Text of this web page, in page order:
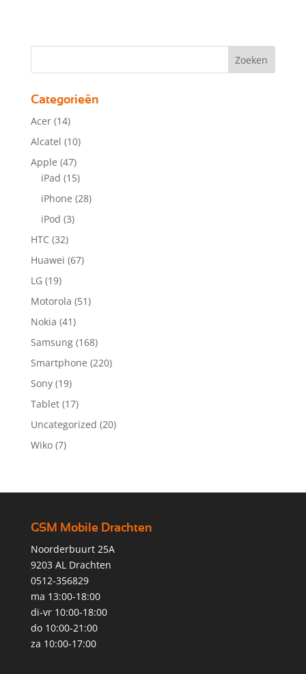
Categorieën
Acer (14)
Alcatel (10)
Apple (47)
iPad (15)
iPhone (28)
iPod (3)
HTC (32)
Huawei (67)
LG (19)
Motorola (51)
Nokia (41)
Samsung (168)
Smartphone (220)
Sony (19)
Tablet (17)
Uncategorized (20)
Wiko (7)
GSM Mobile Drachten
Noorderbuurt 25A
9203 AL Drachten
0512-356829
ma 13:00-18:00
di-vr 10:00-18:00
do 10:00-21:00
za 10:00-17:00